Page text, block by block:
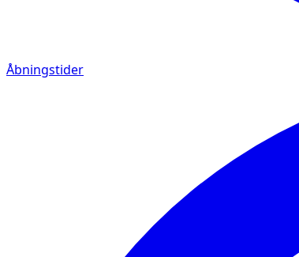
Åbningstider